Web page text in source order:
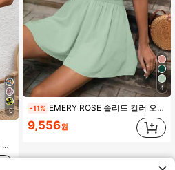
10
4
-11% EMERY ROSE 솔리드 컬러 오프숄더 러플 허리 점프수트
9,556원